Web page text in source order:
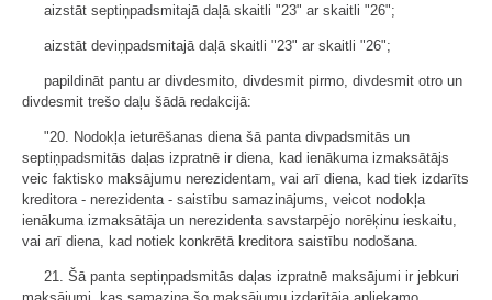
aizstāt septiņpadsmitajā daļā skaitli "23" ar skaitli "26";
aizstāt deviņpadsmitajā daļā skaitli "23" ar skaitli "26";
papildināt pantu ar divdesmito, divdesmit pirmo, divdesmit otro un
divdesmit trešo daļu šādā redakcijā:
"20. Nodokļa ieturēšanas diena šā panta divpadsmitās un
septiņpadsmitās daļas izpratnē ir diena, kad ienākuma izmaksātājs
veic faktisko maksājumu nerezidentam, vai arī diena, kad tiek izdarīts
kreditora - nerezidenta - saistību samazinājums, veicot nodokļa
ienākuma izmaksātāja un nerezidenta savstarpējo norēķinu ieskaitu,
vai arī diena, kad notiek konkrētā kreditora saistību nodošana.
21. Šā panta septiņpadsmitās daļas izpratnē maksājumi ir jebkuri